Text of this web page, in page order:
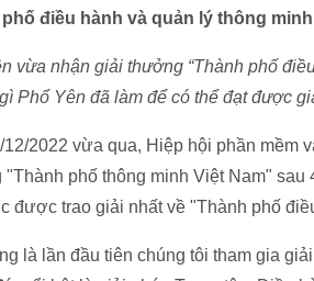
điều hành và quản lý thông minh
vừa nhận giải thưởng “Thành phố
Phổ Yên đã làm để có thể đạt được
12/2022 vừa qua, Hiệp hội phần mềm
phố thông minh Việt Nam" sau
được trao giải nhất về "Thành phố
là lần đầu tiên chúng tôi tham gia